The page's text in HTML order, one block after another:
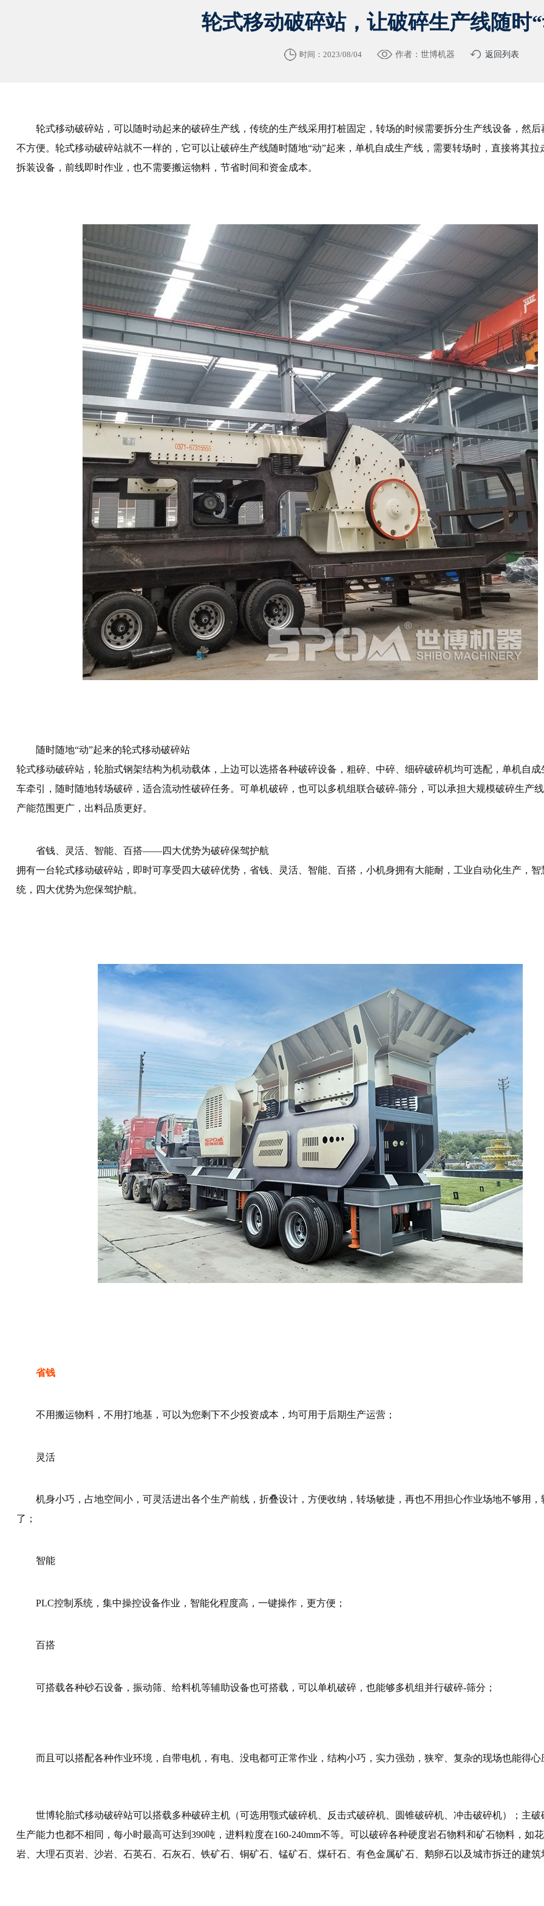
轮式移动破碎站，让破碎生产线随时
时间：2023/08/04 作者：世博机器 返回列表
轮式移动破碎站，可以随时动起来的破碎生产线，传统的生产线采用打桩固定，转场的时候需要拆分生产线设备，然后
不方便。轮式移动破碎站就不一样的，它可以让破碎生产线随时随地“动”起来，单机自成生产线，需要转场时，直接将其拉
拆装设备，前线即时作业，也不需要搬运物料，节省时间和资金成本。
随时随地“动”起来的轮式移动破碎站
轮式移动破碎站，轮胎式钢架结构为机动载体，上边可以选搭各种破碎设备，粗碎、中碎、细碎破碎机均可选配，单机自成
车牵引，随时随地转场破碎，适合流动性破碎任务。可单机破碎，也可以多机组联合破碎-筛分，可以承担大规模破碎生产线
产能范围更广，出料品质更好。
省钱、灵活、智能、百搭——四大优势为破碎保驾护航
拥有一台轮式移动破碎站，即时可享受四大破碎优势，省钱、灵活、智能、百搭，小机身拥有大能耐，工业自动化生产，智
统，四大优势为您保驾护航。
省钱
不用搬运物料，不用打地基，可以为您剩下不少投资成本，均可用于后期生产运营；
灵活
机身小巧，占地空间小，可灵活进出各个生产前线，折叠设计，方便收纳，转场敏捷，再也不用担心作业场地不够用，
了；
智能
PLC控制系统，集中操控设备作业，智能化程度高，一键操作，更方便；
百搭
可搭载各种砂石设备，振动筛、给料机等辅助设备也可搭载，可以单机破碎，也能够多机组并行破碎-筛分；
而且可以搭配各种作业环境，自带电机，有电、没电都可正常作业，结构小巧，实力强劲，狭窄、复杂的现场也能得心
世博轮胎式移动破碎站可以搭载多种破碎主机（可选用颚式破碎机、反击式破碎机、圆锥破碎机、冲击破碎机）；主破
生产能力也都不相同，每小时最高可达到390吨，进料粒度在160-240mm不等。可以破碎各种硬度岩石物料和矿石物料，如
岩、大理石页岩、沙岩、石英石、石灰石、铁矿石、铜矿石、锰矿石、煤矸石、有色金属矿石、鹅卵石以及城市拆迁的建筑